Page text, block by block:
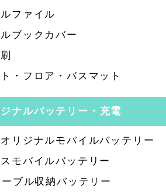
ファイル
ブックカバー
・フロア・バスマット
ナルバッテリー・充電
リジナルモバイルバッテリー
モバイルバッテリー
ブル収納バッテリー